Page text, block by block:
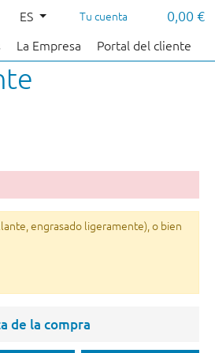
ES Tu cuenta 0,00 €
La Empresa Portal del cliente
engrasado ligeramente), o bien
de la compra